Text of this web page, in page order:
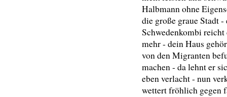
Halbmann ohne
die große graue Stadt
Schwedenkombi
mehr - dein Haus
von den Migranten
machen - da lehnt er
eben verlacht - nun
wettert fröhlich gegen